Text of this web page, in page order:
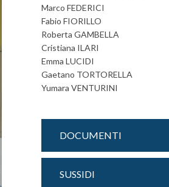
Marco FEDERICI
Fabio FIORILLO
Roberta GAMBELLA
Cristiana ILARI
Emma LUCIDI
Gaetano TORTORELLA
Yumara VENTURINI
DOCUMENTI
SUSSIDI